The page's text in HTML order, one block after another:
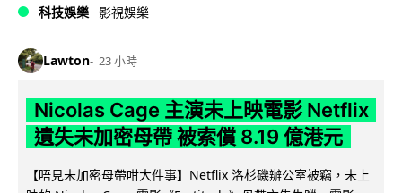
科技娛樂 影視娛樂
Lawton 23 小時
Nicolas Cage 主演未上映電影 Netflix
遺失未加密母帶 被索償 8.19 億港元
【唔見未加密母帶咁大件事】Netflix 洛杉磯辦公室被竊，未上